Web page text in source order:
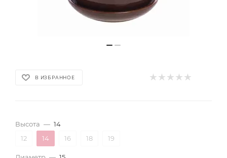
В ИЗБРАННОЕ
Высота — 14
12
14 16 18 19